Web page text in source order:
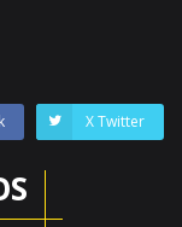
X Twitter